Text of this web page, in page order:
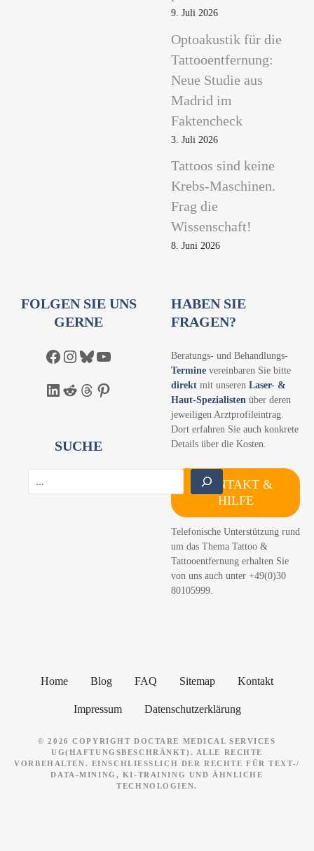
9. Juli 2026
Optoakustik für die
Tattooentfernung:
Neue Studie aus
Madrid im
Faktencheck
3. Juli 2026
Tattoos sind keine
Krebs-Maschinen.
Frag die
Wissenschaft!
8. Juni 2026
FOLGEN SIE UNS
GERNE
Facebook Instagram Bluesky YouTube
LinkedIn Reddit Threads Pinterest
SUCHE
HABEN SIE
FRAGEN?
Beratungs- und Behandlungs-
Termine vereinbaren Sie bitte
direkt mit unseren Laser- &
Haut-Spezialisten über deren
jeweiligen Arztprofileintrag.
Dort erfahren Sie auch konkrete
Details über die Kosten.
KONTAKT &
HILFE
Telefonische Unterstützung rund
um das Thema Tattoo &
Tattooentfernung erhalten Sie
von uns auch unter +49(0)30
80105999.
Home Blog FAQ Sitemap Kontakt
Impressum Datenschutzerklärung
© 2026 COPYRIGHT DOCTARE MEDICAL SERVICES
UG(HAFTUNGSBESCHRÄNKT). ALLE RECHTE
VORBEHALTEN. EINSCHLIESSLICH DER RECHTE FÜR TEXT-/ D
ATA-MINING, KI-TRAINING UND ÄHNLICHE T
ECHNOLOGIEN.